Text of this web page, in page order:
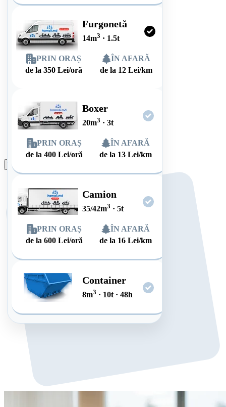
Furgonetă
14m3 · 1.5t
PRIN ORAȘ
de la 350 Lei/oră
ÎN AFARĂ
de la 12 Lei/km
Boxer
20m3 · 3t
PRIN ORAȘ
de la400 Lei/oră
ÎN AFARĂ
de la 13 Lei/km
Camion
35/42m3 · 5t
PRIN ORAȘ
de la600 Lei/oră
ÎN AFARĂ
de la 16 Lei/km
Container
8m3 · 10t · 48h
Plasează comanda